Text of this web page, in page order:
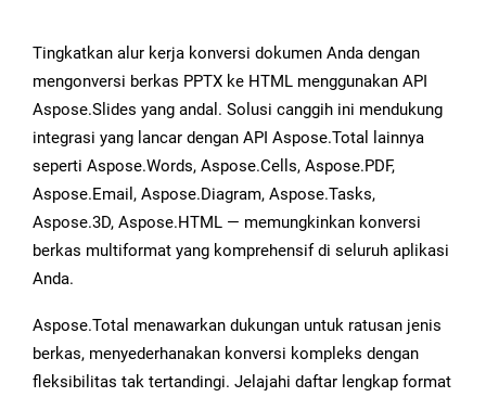
Tingkatkan alur kerja konversi dokumen Anda dengan
mengonversi berkas PPTX ke HTML menggunakan API
Aspose.Slides yang andal. Solusi canggih ini mendukung
integrasi yang lancar dengan API Aspose.Total lainnya
seperti Aspose.Words, Aspose.Cells, Aspose.PDF,
Aspose.Email, Aspose.Diagram, Aspose.Tasks,
Aspose.3D, Aspose.HTML — memungkinkan konversi
berkas multiformat yang komprehensif di seluruh aplikasi
Anda.
Aspose.Total menawarkan dukungan untuk ratusan jenis
berkas, menyederhanakan konversi kompleks dengan
fleksibilitas tak tertandingi. Jelajahi daftar lengkap format